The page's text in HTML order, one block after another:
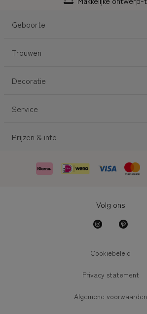
Geboorte
Trouwen
Decoratie
Service
Prijzen & info
Volg ons
Cookiebeleid
Privacy statement
Algemene voorwaarden